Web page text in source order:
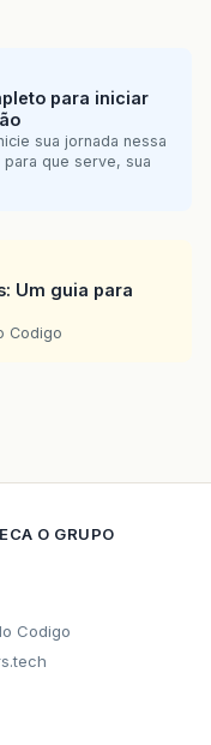
para iniciar
sua jornada nessa
que serve, sua
Um guia para
Codigo
O GRUPO
Codigo